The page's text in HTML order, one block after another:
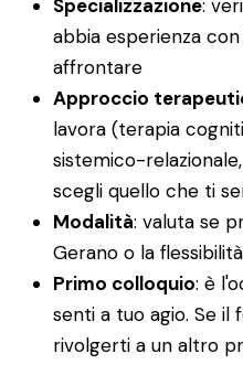
Specializzazione:
abbia esperienza
affrontare
Approccio
lavora (terapia
sistemico-
scegli quello che ti
Modalità: valuta se
Gerano o la
Primo colloquio: è
senti a tuo agio. Se il
rivolgerti a un altro